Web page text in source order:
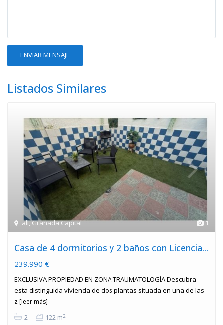
Listados Similares
1
all,Granada Capital
Casa de 4 dormitorios y 2 baños con Licencia...
239.990 €
EXCLUSIVA PROPIEDAD EN ZONA TRAUMATOLOGÍA Descubra
esta distinguida vivienda de dos plantas situada en una de las
z [leer más]
2 122 m2